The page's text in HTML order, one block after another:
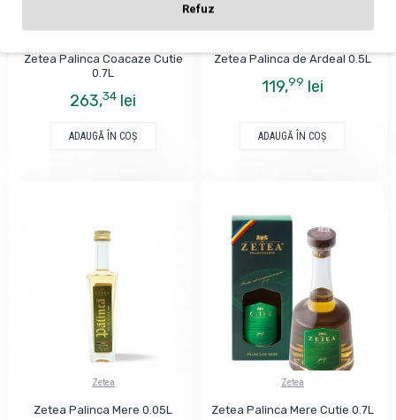
Zetea
Zetea Palinca Coacaze Cutie
0.7L
263,34 lei
ADAUGĂ ÎN COŞ
Zetea
Zetea Palinca de Ardeal 0.5L
119,99 lei
ADAUGĂ ÎN COŞ
Zetea
Zetea Palinca Mere 0.05L
Zetea
Zetea Palinca Mere Cutie 0.7L
Refuz